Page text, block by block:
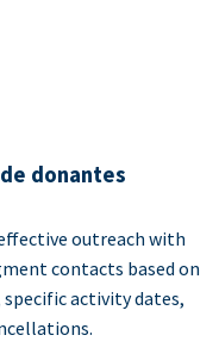
donantes
outreach with
contacts based on
activity dates,